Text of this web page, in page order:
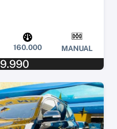
160.000 MANUAL